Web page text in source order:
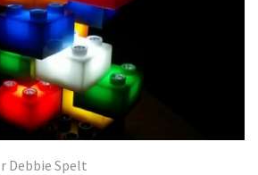
Debbie Spelt